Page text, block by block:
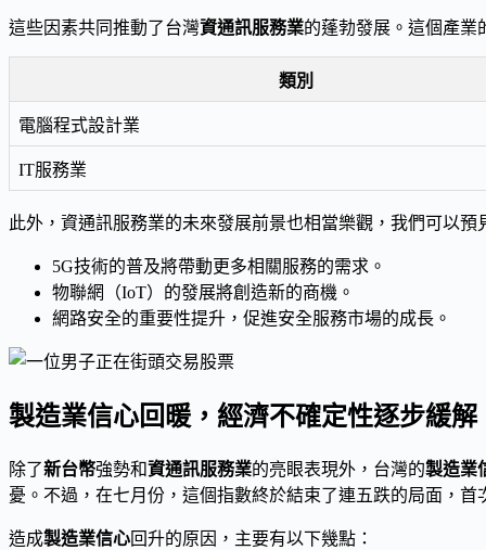
這些因素共同推動了台灣資通訊服務業的蓬勃發展。這個產業
類別
電腦程式設計業
IT服務業
此外，資通訊服務業的未來發展前景也相當樂觀，我們可以預
5G技術的普及將帶動更多相關服務的需求。
物聯網（IoT）的發展將創造新的商機。
網路安全的重要性提升，促進安全服務市場的成長。
製造業信心回暖，經濟不確定性逐步緩解
除了新台幣強勢和資通訊服務業的亮眼表現外，台灣的製造業
憂。不過，在七月份，這個指數終於結束了連五跌的局面，
造成製造業信心回升的原因，主要有以下幾點：